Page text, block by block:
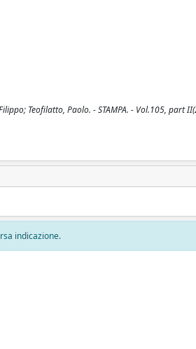
Teofilatto, Paolo. - STAMPA. - Vol.105, part
indicazione.